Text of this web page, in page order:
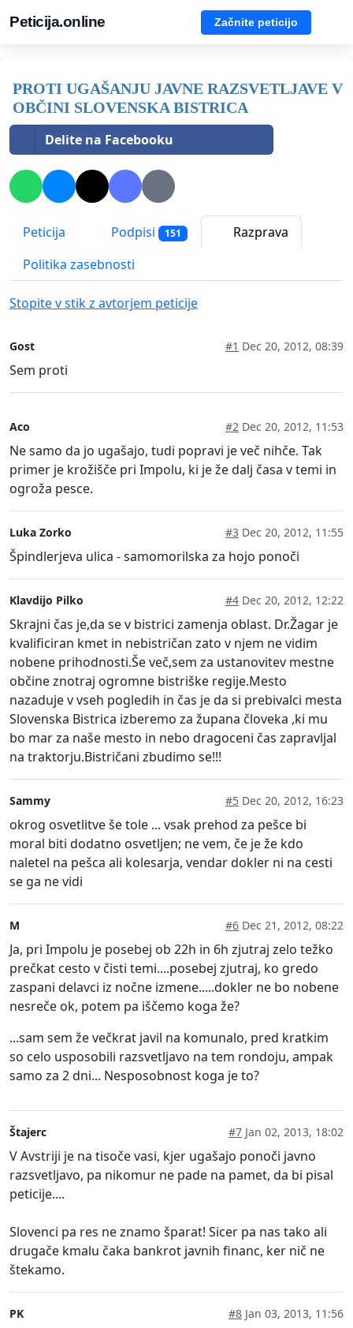
Peticija.online Začnite peticijo
PROTI UGAŠANJU JAVNE RAZSVETLJAVE V
OBČINI SLOVENSKA BISTRICA
Delite na Facebooku
Peticija Podpisi 151
Razprava
Politika zasebnosti
Stopite v stik z avtorjem peticije
Gost #1 Dec 20, 2012, 08:39
Sem proti
Aco #2 Dec 20, 2012, 11:53
Ne samo da jo ugašajo, tudi popravi je več nihče. Tak
primer je krožišče pri Impolu, ki je že dalj časa v temi in
ogroža pesce.
Luka Zorko #3 Dec 20, 2012, 11:55
Špindlerjeva ulica - samomorilska za hojo ponoči
Klavdijo Pilko #4 Dec 20, 2012, 12:22
Skrajni čas je,da se v bistrici zamenja oblast. Dr.Žagar je
kvalificiran kmet in nebistričan zato v njem ne vidim
nobene prihodnosti.Še več,sem za ustanovitev mestne
občine znotraj ogromne bistriške regije.Mesto
nazaduje v vseh pogledih in čas je da si prebivalci mesta
Slovenska Bistrica izberemo za župana človeka ,ki mu
bo mar za naše mesto in nebo dragoceni čas zapravljal
na traktorju.Bistričani zbudimo se!!!
Sammy #5 Dec 20, 2012, 16:23
okrog osvetlitve še tole ... vsak prehod za pešce bi
moral biti dodatno osvetljen; ne vem, če je že kdo
naletel na pešca ali kolesarja, vendar dokler ni na cesti
se ga ne vidi
M #6 Dec 21, 2012, 08:22
Ja, pri Impolu je posebej ob 22h in 6h zjutraj zelo težko
prečkat cesto v čisti temi....posebej zjutraj, ko gredo
zaspani delavci iz nočne izmene.....dokler ne bo nobene
nesreče ok, potem pa iščemo koga že?
...sam sem že večkrat javil na komunalo, pred kratkim
so celo usposobili razsvetljavo na tem rondoju, ampak
samo za 2 dni... Nesposobnost koga je to?
Štajerc #7 Jan 02, 2013, 18:02
V Avstriji je na tisoče vasi, kjer ugašajo ponoči javno
razsvetljavo, pa nikomur ne pade na pamet, da bi pisal
peticije....
Slovenci pa res ne znamo šparat! Sicer pa nas tako ali
drugače kmalu čaka bankrot javnih financ, ker nič ne
štekamo.
PK #8 Jan 03, 2013, 11:56